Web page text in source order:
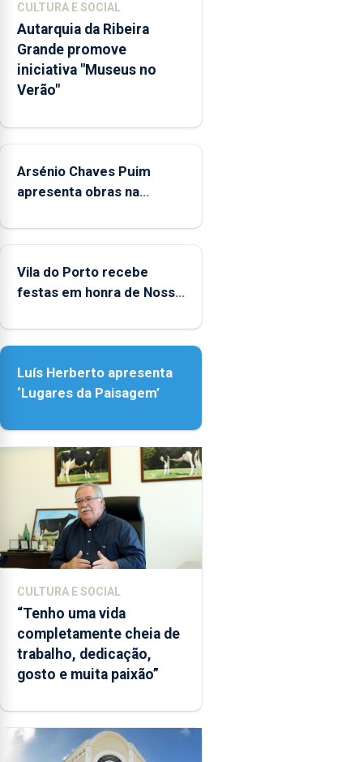
integrados
na
Rede
Municipal
de
aos
durante
o
de
entre
as
e
as
18h00.
CULTURA E SOCIAL
Autarquia da Ribeira
Grande promove
iniciativa "Museus no
Verão"
Arsénio Chaves Puim
apresenta obras na
Porto
Vila do Porto recebe
festas em honra de Nossa
Luís Herberto apresenta
‘Lugares da Paisagem’
CULTURA E SOCIAL
“Tenho uma vida
completamente cheia de
trabalho, dedicação,
gosto e muita paixão”